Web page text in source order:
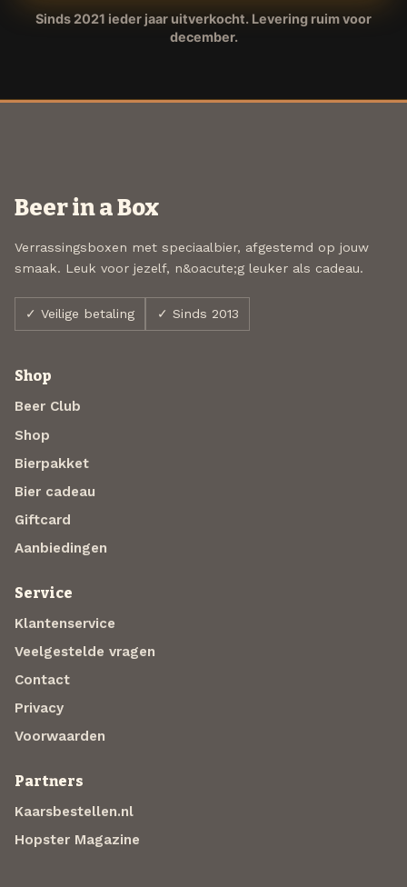
Sinds 2021 ieder jaar uitverkocht. Levering ruim voor
december.
Beer in a Box
Verrassingsboxen met speciaalbier, afgestemd op jouw
smaak. Leuk voor jezelf, n&oacute;g leuker als cadeau.
✓ Veilige betaling ✓ Sinds 2013
Shop
Beer Club
Shop
Bierpakket
Bier cadeau
Giftcard
Aanbiedingen
Service
Klantenservice
Veelgestelde vragen
Contact
Privacy
Voorwaarden
Partners
Kaarsbestellen.nl
Hopster Magazine